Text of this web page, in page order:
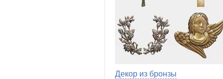
Декор из бронзы